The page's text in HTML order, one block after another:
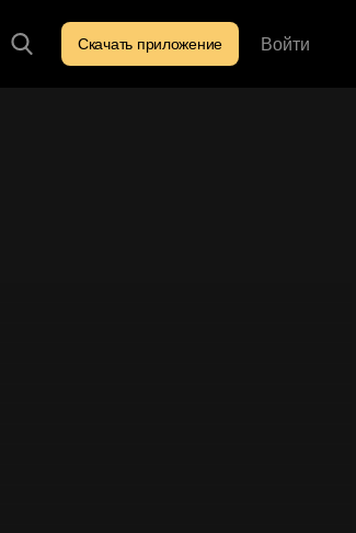
Скачать приложение Войти